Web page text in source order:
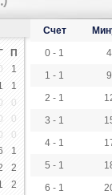
Г П
0 1
1
0
0
0
1
2
2
Счет
0 - 1
4
1 - 1
9
2 - 1
3 - 1
4 - 1
5 - 1
6 - 1